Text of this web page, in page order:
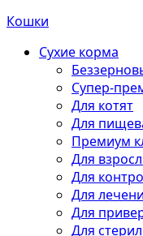
Кошки
Сухие корма
Супер-
Для котят
Для
Премиум
Для
Для
Для
Для
Для